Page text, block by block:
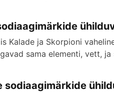
Kalade ja Skorpioni
sama elementi, vett,
sodiaagimärkide